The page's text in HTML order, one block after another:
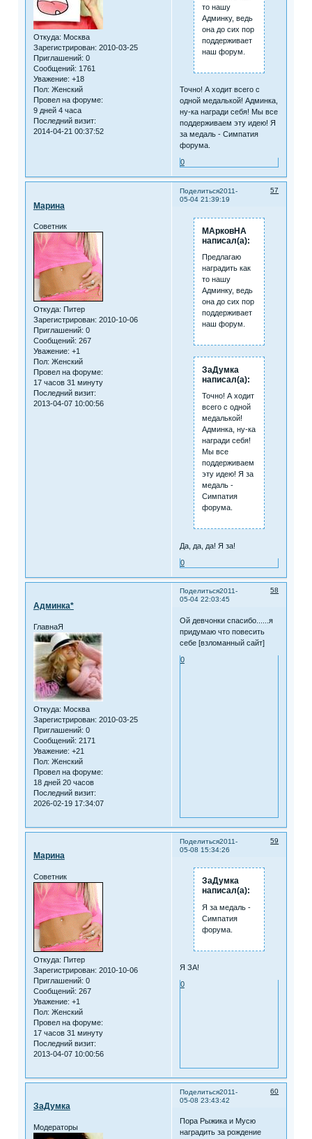
Откуда: Москва
Зарегистрирован: 2010-03-25
Приглашений: 0
Сообщений: 1761
Уважение: +18
Пол: Женский
Провел на форуме:
9 дней 4 часа
Последний визит:
2014-04-21 00:37:52
то нашу
Админку, ведь
она до сих пор
поддерживает
наш форум.
Точно! А ходит всего с
одной медалькой! Админка,
ну-ка награди себя! Мы все
поддерживаем эту идею! Я
за медаль - Симпатия
форума.
0
Поделиться 57
2011-
05-04 21:39:19
Марина
Советник
Откуда: Питер
Зарегистрирован: 2010-10-06
Приглашений: 0
Сообщений: 267
Уважение: +1
Пол: Женский
Провел на форуме:
17 часов 31 минуту
Последний визит:
2013-04-07 10:00:56
МАрковНА
написал(а):
Предлагаю
наградить как
то нашу
Админку, ведь
она до сих пор
поддерживает
наш форум.
ЗаДумка
написал(а):
Точно! А ходит
всего с одной
медалькой!
Админка, ну-ка
награди себя!
Мы все
поддерживаем
эту идею! Я за
медаль -
Симпатия
форума.
Да, да, да! Я за!
0
Поделиться 58
2011-
05-04 22:03:45
Админка*
ГлавнаЯ
Откуда: Москва
Зарегистрирован: 2010-03-25
Приглашений: 0
Сообщений: 2171
Уважение: +21
Пол: Женский
Провел на форуме:
18 дней 20 часов
Последний визит:
2026-02-19 17:34:07
Ой девчонки спасибо......я
придумаю что повесить
себе [взломанный сайт]
0
Поделиться 59
2011-
05-08 15:34:26
Марина
Советник
Откуда: Питер
Зарегистрирован: 2010-10-06
Приглашений: 0
Сообщений: 267
Уважение: +1
Пол: Женский
Провел на форуме:
17 часов 31 минуту
Последний визит:
2013-04-07 10:00:56
ЗаДумка
написал(а):
Я за медаль -
Симпатия
форума.
Я ЗА!
0
Поделиться 60
2011-
05-08 23:43:42
ЗаДумка
Модераторы
Пора Рыжика и Мусю
наградить за рождение